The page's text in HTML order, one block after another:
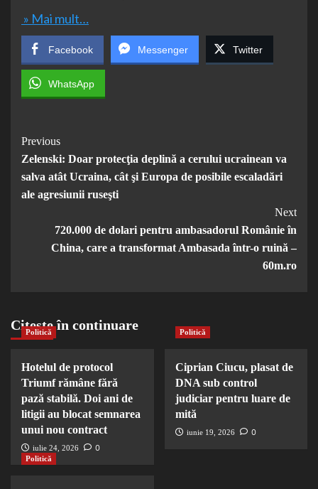
» Mai mult…
Facebook Messenger Twitter
WhatsApp
Post
Navigation
Previous
Zelenski: Doar protecţia deplină a cerului ucrainean va
salva atât Ucraina, cât şi Europa de posibile escaladări
ale agresiunii ruseşti
Next
720.000 de dolari pentru ambasadorul Românie în
China, care a transformat Ambasada într-o ruină –
60m.ro
Citește în continuare
Politică
Hotelul de protocol
Triumf rămâne fără
pază stabilă. Doi ani de
litigii au blocat semnarea
unui nou contract
iulie 24, 2026 0
Politică
Ciprian Ciucu, plasat de
DNA sub control
judiciar pentru luare de
mită
iunie 19, 2026 0
Politică